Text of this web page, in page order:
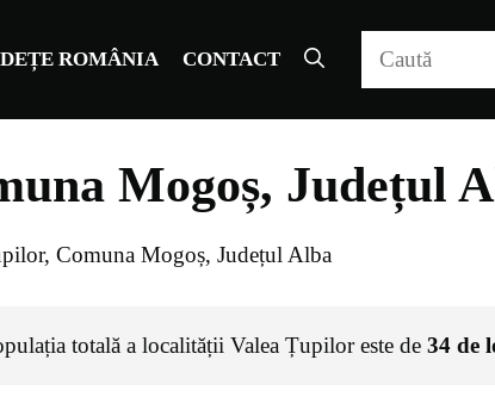
ROMÂNIA CONTACT
Mogoș, Județul
Comuna Mogoș, Județul Alba
totală a localității Valea Țupilor este de 34 de